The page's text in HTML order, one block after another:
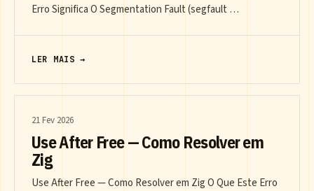
Erro Significa O Segmentation Fault (segfault …
LER MAIS →
21 Fev 2026
Use After Free — Como Resolver em
Zig
Use After Free — Como Resolver em Zig O Que Este Erro